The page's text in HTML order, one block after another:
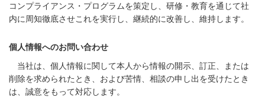
コンプライアンス・プログラムを策定し、研修・教育を通じて社
内に周知徹底させこれを実行し、継続的に改善し、維持します。
個人情報へのお問い合わせ
当社は、個人情報に関して本人から情報の開示、訂正、または
削除を求められたとき、および苦情、相談の申し出を受けたとき
は、誠意をもって対応します。